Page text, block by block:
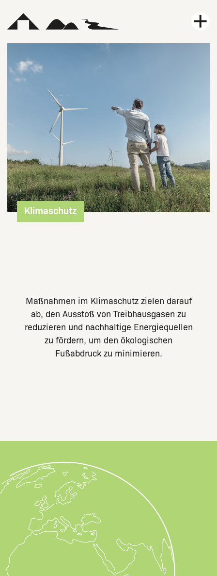
Projekte
Karriere
Aktuelles
Kontakt
Über uns
Klimaschutz
Maßnahmen im Klimaschutz zielen darauf
ab, den Ausstoß von Treibhausgasen zu
reduzieren und nachhaltige Energiequellen
zu fördern, um den ökologischen
Fußabdruck zu minimieren.